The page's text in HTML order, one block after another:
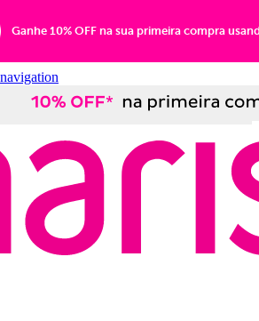
Ganhe 10% OFF na sua primeira compra